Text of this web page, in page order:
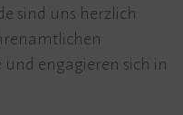
sind uns herzlich
engagieren sich in